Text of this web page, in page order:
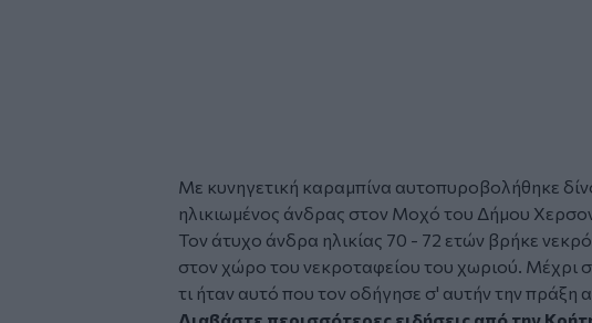
Με κυνηγετική καραμπίνα αυτοπυροβολήθηκε
ηλικιωμένος άνδρας στον Μοχό του Δήμου
Τον άτυχο άνδρα ηλικίας 70 - 72 ετών βρήκε
στον χώρο του νεκροταφείου του χωριού. Μέχρι
τι ήταν αυτό που τον οδήγησε σ' αυτήν την πράξη